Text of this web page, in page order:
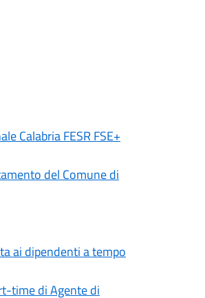
Calabria FESR FSE+
del Comune di
ai dipendenti a tempo
time di Agente di